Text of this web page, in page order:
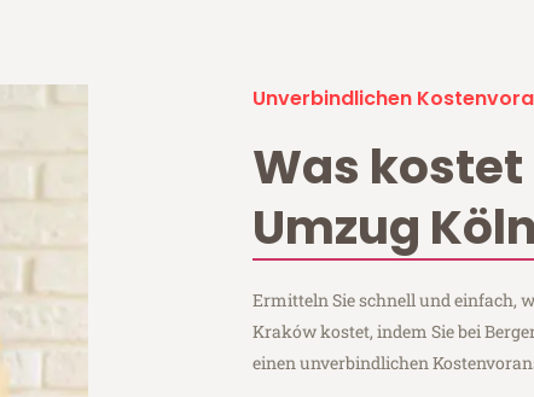
Unverbindlichen
Was kostet
Umzug
Ermitteln Sie schnell und einfach,
Kraków kostet, indem Sie bei
einen unverbindlichen